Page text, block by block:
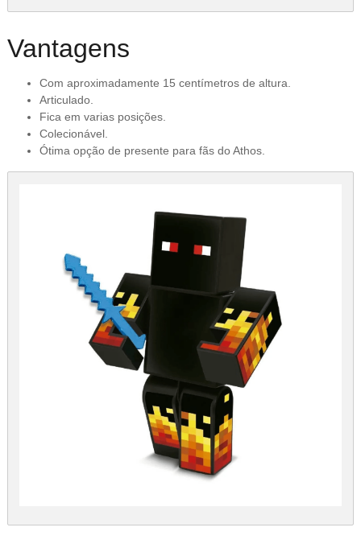
Vantagens
Com aproximadamente 15 centímetros de altura.
Articulado.
Fica em varias posições.
Colecionável.
Ótima opção de presente para fãs do Athos.